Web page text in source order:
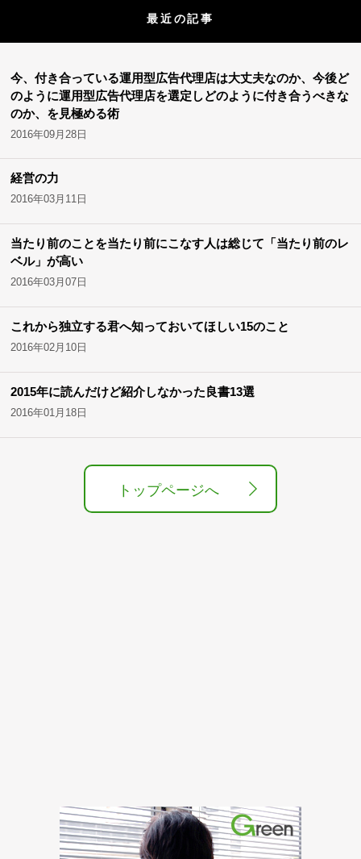
最近の記事
今、付き合っている運用型広告代理店は大丈夫なのか、今後ど
のように運用型広告代理店を選定しどのように付き合うべきな
のか、を見極める術
2016年09月28日
経営の力
2016年03月11日
当たり前のことを当たり前にこなす人は総じて「当たり前のレ
ベル」が高い
2016年03月07日
これから独立する君へ知っておいてほしい15のこと
2016年02月10日
2015年に読んだけど紹介しなかった良書13選
2016年01月18日
トップページへ